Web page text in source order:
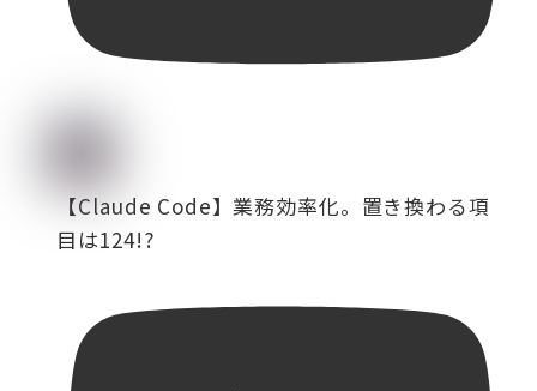
【Claude Code】業務効率化。置き換わる項
目は124!?